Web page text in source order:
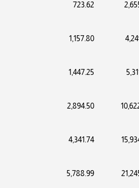
723.62
1,157.80
1,447.25
2,894.50
4,341.74
5,788.99